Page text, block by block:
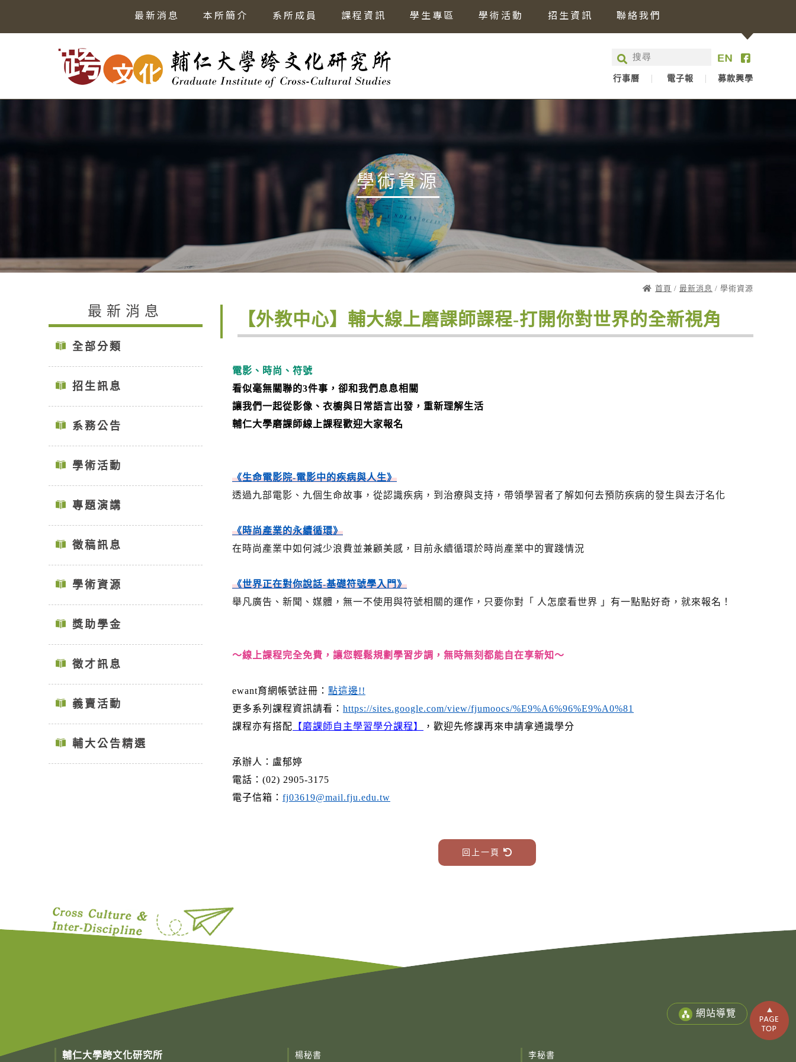
最新消息 本所簡介 系所成員 課程資訊 學生專區 學術活動 招生資訊 聯絡我們
行事曆 電子報 募款興學
學術資源
首頁 / 最新消息 / 學術資源
最新消息
全部分類
招生訊息
系務公告
學術活動
專題演講
徵稿訊息
學術資源
獎助學金
徵才訊息
義賣活動
輔大公告精選
【外教中心】輔大線上磨課師課程-打開你對世界的全新視角
電影、時尚、符號
看似毫無關聯的3件事，卻和我們息息相關
讓我們一起從影像、衣櫥與日常語言出發，重新理解生活
輔仁大學磨課師線上課程歡迎大家報名
《生命電影院-電影中的疾病與人生》
透過九部電影、九個生命故事，從認識疾病，到治療與支持，帶領學習者了解如何去預防疾病的發生與去汙名化
《時尚產業的永續循環》
在時尚產業中如何減少浪費並兼顧美感，目前永續循環於時尚產業中的實踐情況
《世界正在對你說話-基礎符號學入門》
舉凡廣告、新聞、媒體，無一不使用與符號相關的運作，只要你對「 人怎麼看世界 」有一點點好奇，就來報名！
～線上課程完全免費，讓您輕鬆規劃學習步調，無時無刻都能自在享新知～
ewant育網帳號註冊： 點這邊!!
更多系列課程資訊請看： https://sites.google.com/view/fjumoocs/%E9%A6%96%E9%A0%81
課程亦有搭配 【磨課師自主學習學分課程】 ，歡迎先修課再來申請拿通識學分
承辦人：盧郁婷
電話：(02) 2905-3175
電子信箱： fj03619@mail.fju.edu.tw
回上一頁
網站導覽
輔仁大學跨文化研究所 楊秘書 李秘書